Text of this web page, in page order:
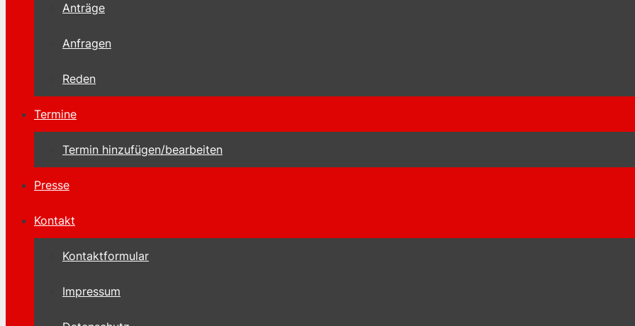
Anträge
Anfragen
Reden
Termine
Termin hinzufügen/bearbeiten
Presse
Kontakt
Kontaktformular
Impressum